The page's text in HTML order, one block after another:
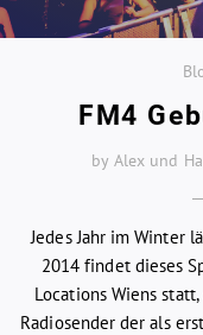
FM4
by Alex und
Jedes Jahr im Winter
2014 findet dieses
Locations Wiens
Radiosender der als